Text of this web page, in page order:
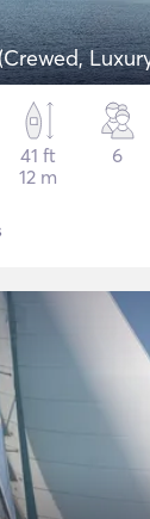
41 ft
12 m
6